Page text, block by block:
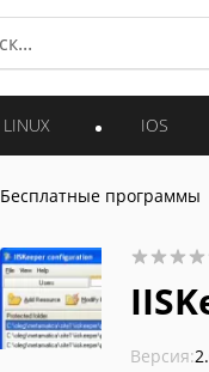
LINUX IOS
Бесплатные программы
Версия: